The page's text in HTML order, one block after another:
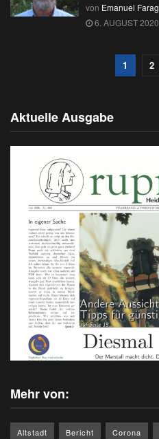
von Emanuel Farag
6. AUGUST 2020
1 2
Aktuelle Ausgabe
Mehr von:
Altstadt Bericht Corona